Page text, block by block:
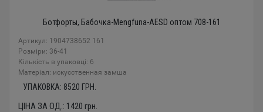
Ботфорты, Бабочка-Mengfuna-AESD оптом 708-161
Артикул: 1904738652 161
Розміри: 36-41
Кількість в упаковці: 6
Mатеріал: искусственная замша
УПАКОВКА: 8520 ГРН.
ЦІНА ЗА ОД.: 1420 грн.